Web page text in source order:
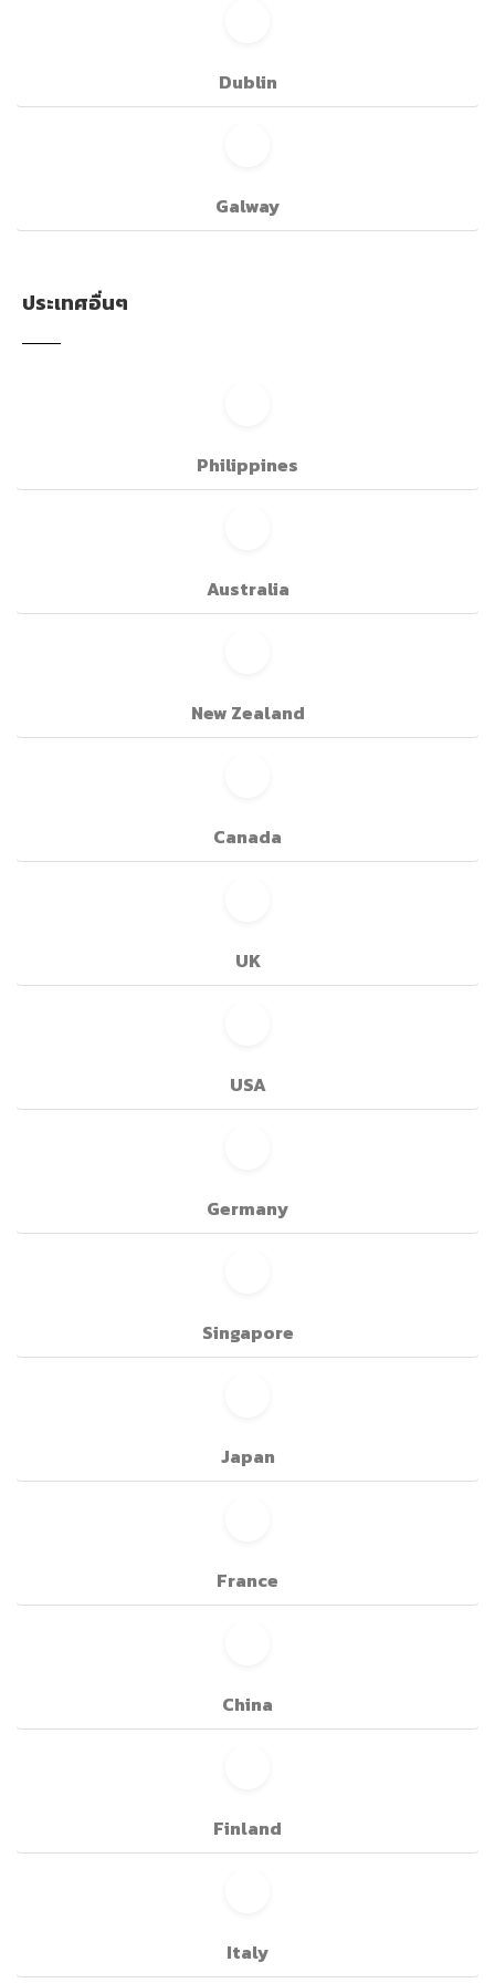
Dublin
Galway
ประเทศอื่นๆ
Philippines
Australia
New Zealand
Canada
UK
USA
Germany
Singapore
Japan
France
China
Finland
Italy